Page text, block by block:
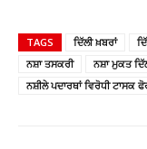
TAGS ਦਿੱਲੀ ਖ਼ਬਰਾਂ
ਨਸ਼ਾ ਤਸਕਰੀ
ਨਸ਼ਾ ਮੁਕਤ
ਨਸ਼ੀਲੇ ਪਦਾਰਥਾਂ ਵਿਰੋਧੀ ਟਾਸਕ